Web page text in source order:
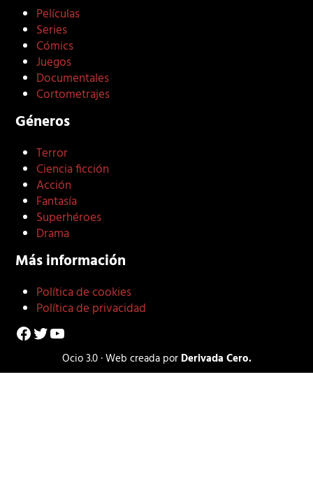
Películas
Series
Cómics
Juegos
Documentales
Cortometrajes
Géneros
Terror
Ciencia ficción
Acción
Fantasía
Superhéroes
Drama
Más información
Política de cookies
Política de privacidad
Facebook
Twitter
YouTube
Ocio 3.0 · Web creada por Derivada Cero.